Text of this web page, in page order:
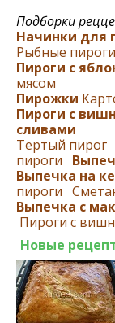
Подборки
Начинки для
Рыбные пироги
Пироги с
мясом
Пирожки
Пироги с
сливами
Тертый пирог
пироги
Выпечка на
пироги
Выпечка с
Пироги с
Новые